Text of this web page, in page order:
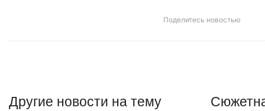
Поделитесь новостью
Другие новости на тему